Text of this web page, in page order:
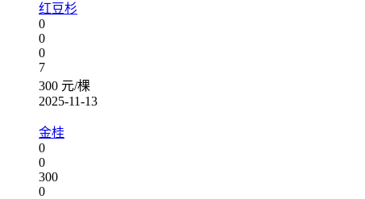
红豆杉
0
0
0
7
300 元/棵
2025-11-13
金桂
0
0
300
0